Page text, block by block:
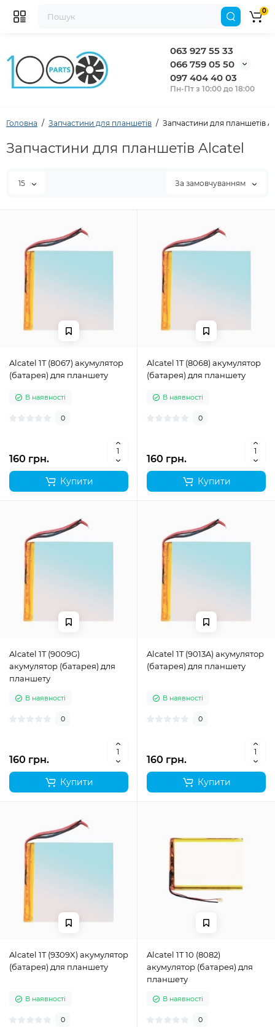
063 927 55 33
066 759 05 50
097 404 40 03
Пн-Пт з 10:00 до 18:00
0
Головна Запчастини для планшетів Запчастини для планшетів
Запчастини для планшетів Alcatel
15 За замовчуванням
Alcatel 1T (8067) акумулятор
(батарея) для планшету
В наявності
0
160 грн.
Купити
Alcatel 1T (8068) акумулятор
(батарея) для планшету
В наявності
0
160 грн.
Купити
Alcatel 1T (9009G)
акумулятор (батарея) для
планшету
В наявності
0
160 грн.
Купити
Alcatel 1T (9013A) акумулятор
(батарея) для планшету
В наявності
0
160 грн.
Купити
Alcatel 1T (9309X) акумулятор
(батарея) для планшету
В наявності
0
Alcatel 1T 10 (8082)
акумулятор (батарея) для
планшету
В наявності
0